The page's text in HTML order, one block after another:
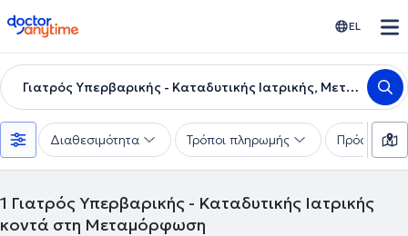
doctoranytime EL
Γιατρός Υπερβαρικής - Καταδυτικής Ιατρικής, Μεταμόρφωση
Διαθεσιμότητα Τρόποι πληρωμής Πρόσθετα
1 Γιατρός Υπερβαρικής - Καταδυτικής Ιατρικής
κοντά στη Μεταμόρφωση